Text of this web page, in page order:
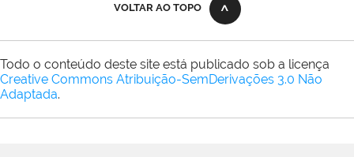
VOLTAR AO TOPO
Todo o conteúdo deste site está publicado sob a licença
Creative Commons Atribuição-SemDerivações 3.0 Não
Adaptada.